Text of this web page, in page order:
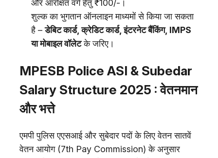
और आरक्षित वर्ग हेतु ₹100/-।
शुल्क का भुगतान ऑनलाइन माध्यमों से किया जा सकता
है –डेबिट कार्ड, क्रेडिट कार्ड, इंटरनेट बैंकिंग, IMPS
या मोबाइल वॉलेटके जरिए।
MPESB Police ASI & Subedar
Salary Structure 2025 : वेतनमान
और भत्ते
एमपी पुलिस एएसआई और सुबेदार पदों के लिए वेतन सातवें
वेतन आयोग (7th Pay Commission) के अनुसार